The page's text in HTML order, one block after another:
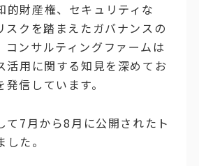
的財産権、セキュリティな
スクを踏まえたガバナンスの
コンサルティングファームは
活用に関する知見を深めてお
信しています。
て7月から8月に公開されたト
た。